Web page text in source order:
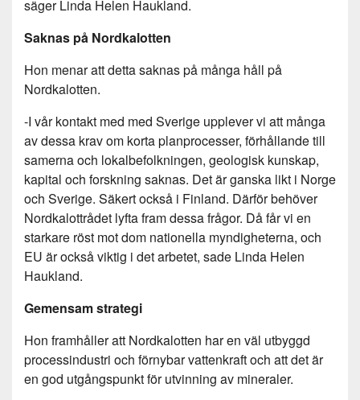
säger Linda Helen Haukland.
Saknas på Nordkalotten
Hon menar att detta saknas på många håll på
Nordkalotten.
-I vår kontakt med med Sverige upplever vi att många
av dessa krav om korta planprocesser, förhållande till
samerna och lokalbefolkningen, geologisk kunskap,
kapital och forskning saknas. Det är ganska likt i Norge
och Sverige. Säkert också i Finland. Därför behöver
Nordkalottrådet lyfta fram dessa frågor. Då får vi en
starkare röst mot dom nationella myndigheterna, och
EU är också viktig i det arbetet, sade Linda Helen
Haukland.
Gemensam strategi
Hon framhåller att Nordkalotten har en väl utbyggd
processindustri och förnybar vattenkraft och att det är
en god utgångspunkt för utvinning av mineraler.